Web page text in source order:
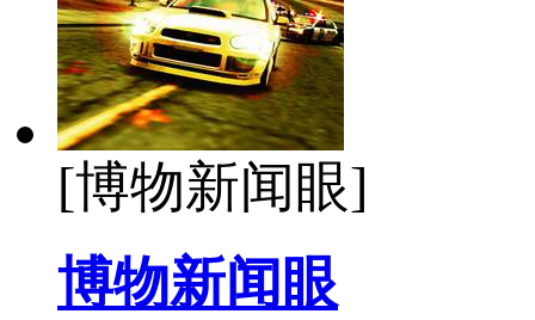
[博物新闻眼]
博物新闻眼